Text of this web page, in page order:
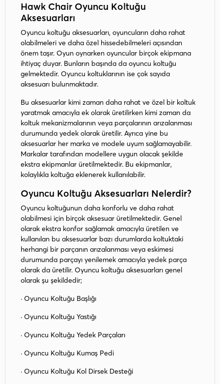
Hawk Chair Oyuncu Koltuğu
Aksesuarları
Oyuncu koltuğu aksesuarları, oyuncuların daha rahat
olabilmeleri ve daha özel hissedebilmeleri açısından
önem taşır. Oyun oynarken oyuncular birçok ekipmana
ihtiyaç duyar. Bunların başında da oyuncu koltuğu
gelmektedir. Oyuncu koltuklarının ise çok sayıda
aksesuarı bulunmaktadır.
Bu aksesuarlar kimi zaman daha rahat ve özel bir koltuk
yaratmak amacıyla ek olarak üretilirken kimi zaman da
koltuk mekanizmalarının veya parçalarının arızalanması
durumunda yedek olarak üretilir. Ayrıca yine bu
aksesuarlar her marka ve modele uyum sağlamayabilir.
Markalar tarafından modellere uygun olacak şekilde
ekstra ekipmanlar üretilmektedir. Bu ekipmanlar,
kolaylıkla koltuğa eklenerek kullanılabilir.
Oyuncu Koltuğu Aksesuarları Nelerdir?
Oyuncu koltuğunun daha konforlu ve daha rahat
olabilmesi için birçok aksesuar üretilmektedir. Genel
olarak ekstra konfor sağlamak amacıyla üretilen ve
kullanılan bu aksesuarlar bazı durumlarda koltuktaki
herhangi bir parçanın arızalanması veya eskimesi
durumunda parçayı yenilemek amacıyla yedek parça
olarak da üretilir. Oyuncu koltuğu aksesuarları genel
olarak şu şekildedir;
· Oyuncu Koltuğu Başlığı
· Oyuncu Koltuğu Yastığı
· Oyuncu Koltuğu Yedek Parçaları
· Oyuncu Koltuğu Kumaş Pedi
· Oyuncu Koltuğu Kol Dirsek Desteği